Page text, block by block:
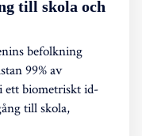
till skola och
befolkning
99% av
ett biometriskt id-
till skola,